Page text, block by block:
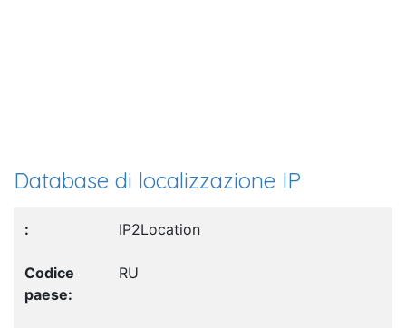
Database di localizzazione IP
IP2Location
RU